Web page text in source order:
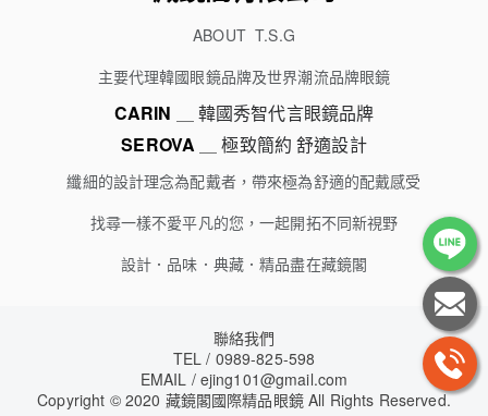
ABOUT T.S.G
主要代理韓國眼鏡品牌及世界潮流品牌眼鏡
CARIN＿ 韓國秀智代言眼鏡品牌
SEROVA＿ 極致簡約 舒適設計
纖細的設計理念為配戴者，帶來極為舒適的配戴感受
找尋一樣不愛平凡的您，一起開拓不同新視野
設計．品味．典藏．精品盡在藏鏡閣
TEL / 0989-825-598
EMAIL / ejing101@gmail.com
2020 藏鏡閣國際精品眼鏡 All Rights Reserved.